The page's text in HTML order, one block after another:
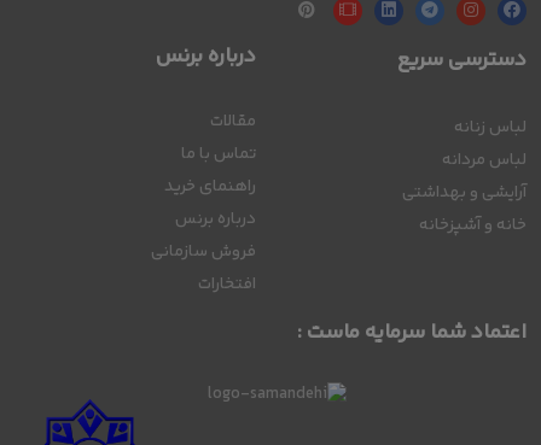
دسترسی سریع
لباس زنانه
لباس مردانه
آرایشی و بهداشتی
خانه و آشپزخانه
درباره برنس
مقالات
تماس با ما
راهنمای خرید
درباره برنس
فروش سازمانی
افتخارات
اعتماد شما سرمایه ماست :